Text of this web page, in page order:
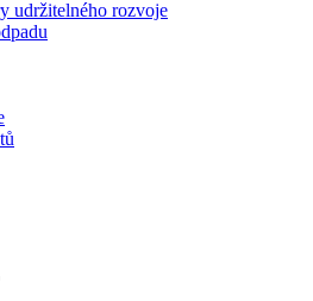
udržitelného rozvoje